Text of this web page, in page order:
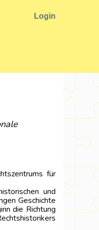
Login
für
und
Geschichte
die Richtung